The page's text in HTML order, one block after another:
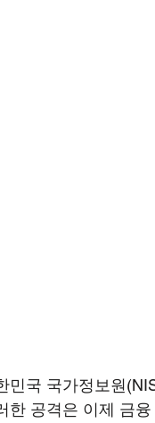
민국 국가정보원
한 공격은 이제 금